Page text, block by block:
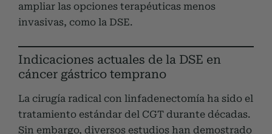
ampliar las opciones terapéuticas menos
invasivas, como la DSE.
Indicaciones actuales de la DSE en
cáncer gástrico temprano
La cirugía radical con linfadenectomía ha sido el
tratamiento estándar del CGT durante décadas.
Sin embargo, diversos estudios han demostrado